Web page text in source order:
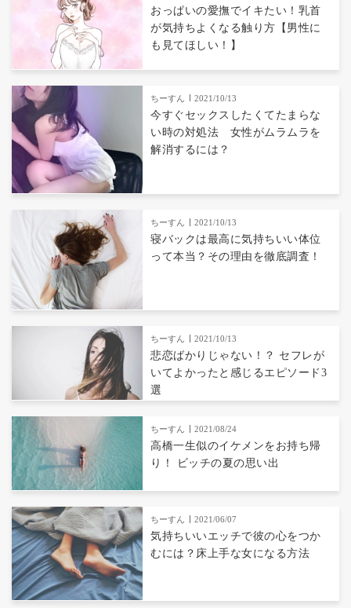
おっぱいの愛撫でイキたい！乳首
が気持ちよくなる触り方【男性に
も見てほしい！】
ちーすん 2021/10/13
今すぐセックスしたくてたまらな
い時の対処法 女性がムラムラを
解消するには？
ちーすん 2021/10/13
寝バックは最高に気持ちいい体位
って本当？その理由を徹底調査！
ちーすん 2021/10/13
悲恋ばかりじゃない！？ セフレが
いてよかったと感じるエピソード3
選
ちーすん 2021/08/24
高橋一生似のイケメンをお持ち帰
り！ ビッチの夏の思い出
ちーすん 2021/06/07
気持ちいいエッチで彼の心をつか
むには？床上手な女になる方法